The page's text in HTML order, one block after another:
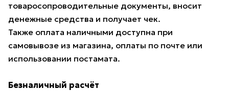
товаросопроводительные документы, вносит
денежные средства и получает чек.
Также оплата наличными доступна при
самовывозе из магазина, оплаты по почте или
использовании постамата.
Безналичный расчёт